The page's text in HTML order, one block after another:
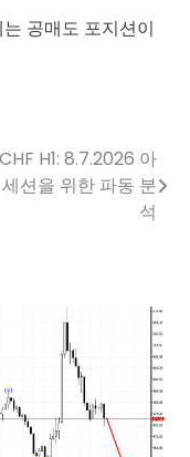
공매도 포지션이
H1: 8.7.2026 아
션을 위한 파동 분
석